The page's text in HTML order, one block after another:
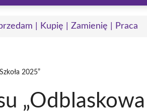
| Kupię | Zamienię | Praca
2025”
„Odblaskowa